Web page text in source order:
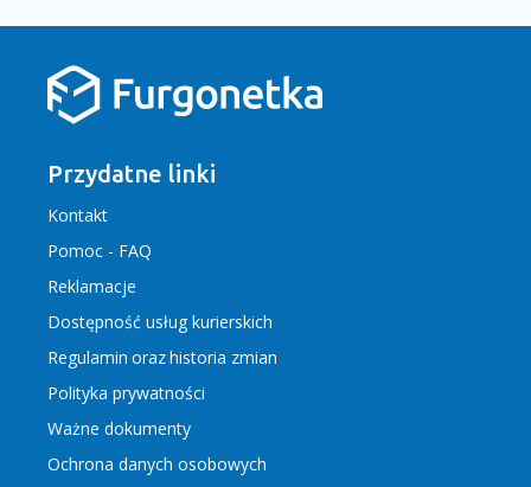
Przydatne linki
Kontakt
Pomoc - FAQ
Reklamacje
Dostępność usług kurierskich
Regulamin orazhistoria zmian
Polityka prywatności
Ważne dokumenty
Ochrona danych osobowych